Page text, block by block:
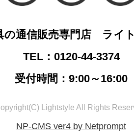
の通信販売専門店 ライ
TEL：0120-44-3374
受付時間：9:00～16:00
Lightstyle All Rights
NP-CMS ver4 by Netprompt